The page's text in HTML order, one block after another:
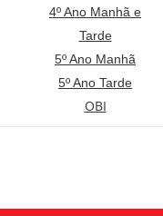
4º Ano Manhã e
Tarde
5º Ano Manhã
5º Ano Tarde
OBI